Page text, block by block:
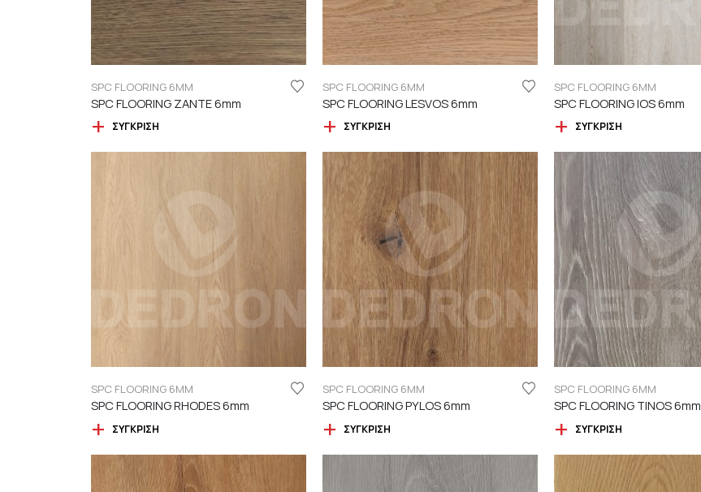
SPC FLOORING 6MM
SPC FLOORING ZANTE 6mm
ΣΎΓΚΡΙΣΗ
SPC FLOORING 6MM
SPC FLOORING LESVOS 6mm
ΣΎΓΚΡΙΣΗ
SPC FLOORING 6MM
SPC FLOORING IOS 6mm
ΣΎΓΚΡΙΣΗ
SPC FLOORING 6MM
SPC FLOORING RHODES 6mm
ΣΎΓΚΡΙΣΗ
SPC FLOORING 6MM
SPC FLOORING PYLOS 6mm
ΣΎΓΚΡΙΣΗ
SPC FLOORING 6MM
SPC FLOORING TINOS 6mm
ΣΎΓΚΡΙΣΗ